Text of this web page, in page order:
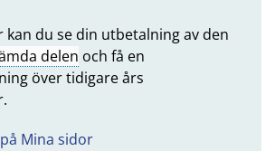
kan du se din utbetalning av den
delen och få en
över tidigare års
Mina sidor